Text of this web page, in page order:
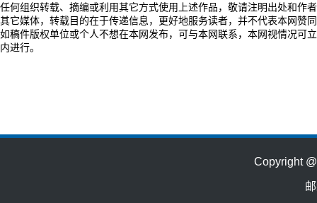
任何组织转载、摘编或利用其它方式使用上述作品，敬请注明出处和作
其它媒体，转载目的在于传递信息，更好地服务读者，并不代表本网赞
如稿件版权单位或个人不想在本网发布，可与本网联系，本网视情况可
内进行。
Copyright